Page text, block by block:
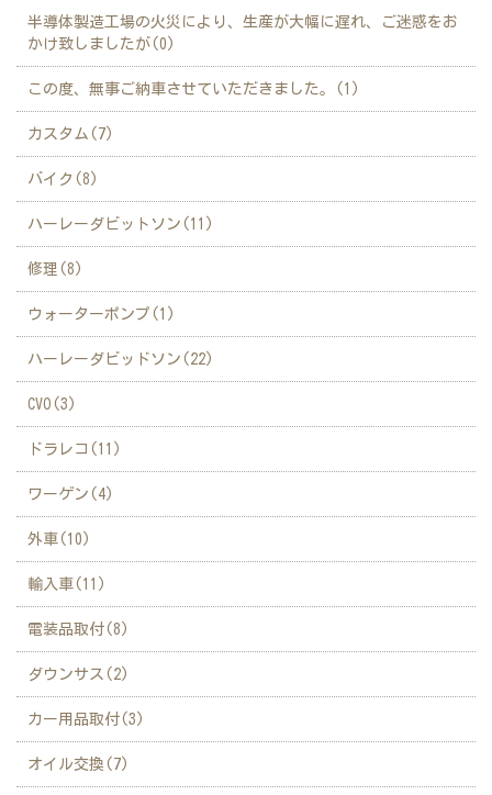
半導体製造工場の火災により、生産が大幅に遅れ、ご迷惑をお
かけ致しましたが(0)
この度、無事ご納車させていただきました。(1)
カスタム(7)
バイク(8)
ハーレーダビットソン(11)
修理(8)
ウォーターポンプ(1)
ハーレーダビッドソン(22)
CVO(3)
ドラレコ(11)
ワーゲン(4)
外車(10)
輸入車(11)
電装品取付(8)
ダウンサス(2)
カー用品取付(3)
オイル交換(7)